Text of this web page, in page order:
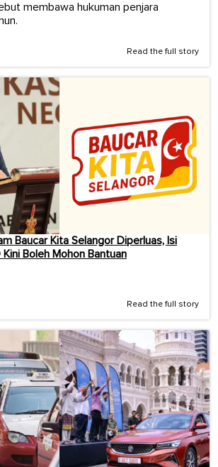
membawa hukuman penjara
Read the full story
Baucar Kita Selangor Diperluas, Isi
Boleh Mohon Bantuan
Read the full story